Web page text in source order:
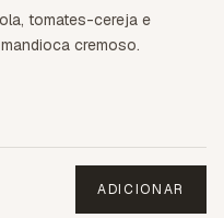
tomates-cereja e
cremoso.
ADICIONAR